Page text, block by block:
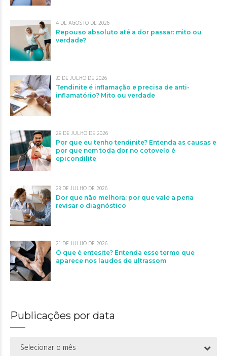
4 DE AGOSTO DE 2026
Repouso absoluto até a dor passar: mito ou
verdade?
30 DE JULHO DE 2026
Tendinite é inflamação e precisa de anti-
inflamatório? Mito ou verdade
28 DE JULHO DE 2026
Por que eu tenho tendinite? Entenda as causas e
por que nem toda dor no cotovelo é
epicondilite
23 DE JULHO DE 2026
Dor que não melhora: por que vale a pena
revisar o diagnóstico
21 DE JULHO DE 2026
O que é entesite? Entenda esse termo que
aparece nos laudos de ultrassom
Publicações por data
Selecionar o mês